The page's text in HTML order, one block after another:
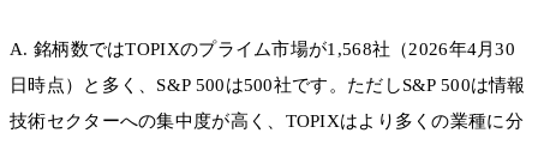
A. 銘柄数ではTOPIXのプライム市場が1,568社（2026年4月30
日時点）と多く、S&P 500は500社です。ただしS&P 500は情報
技術セクターへの集中度が高く、TOPIXはより多くの業種に分